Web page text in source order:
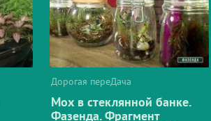
Дорогая переДача
Мох в стеклянной банке.
Фазенда. Фрагмент